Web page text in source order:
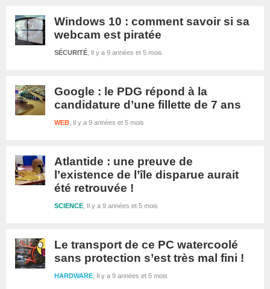
Windows 10 : comment savoir si sa
webcam est piratée
Il y a 9 années et 5 mois
SÉCURITÉ
Google : le PDG répond à la
candidature d’une fillette de 7 ans
Il y a 9 années et 5 mois
WEB
Atlantide : une preuve de
l’existence de l’île disparue aurait
été retrouvée !
Il y a 9 années et 5 mois
SCIENCE
Le transport de ce PC watercoolé
sans protection s’est très mal fini !
Il y a 9 années et 5 mois
HARDWARE